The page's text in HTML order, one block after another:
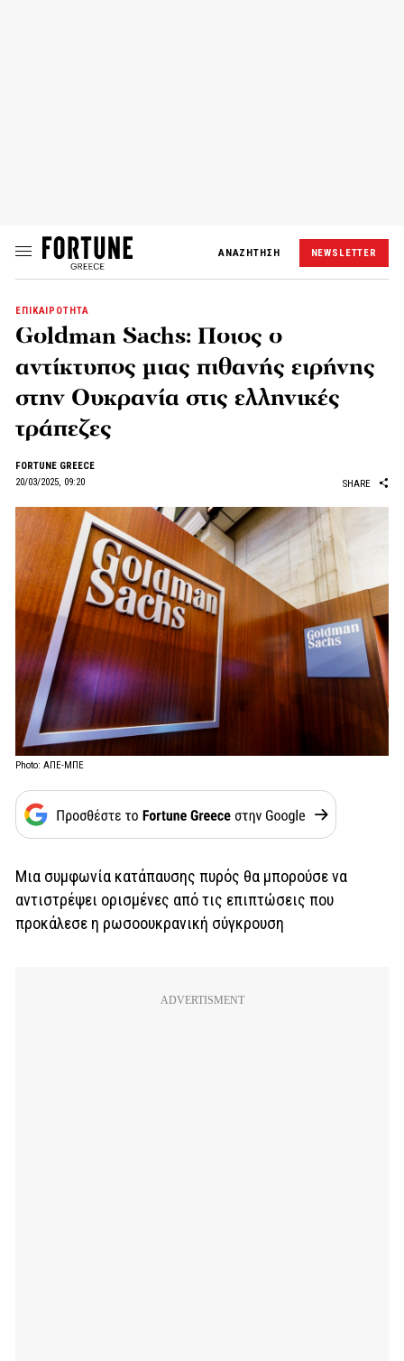
ΑΝΑΖΗΤΗΣΗ NEWSLETTER
ΕΠΙΚΑΙΡΟΤΗΤΑ
Goldman Sachs: Ποιος ο
αντίκτυπος μιας πιθανής ειρήνης
στην Ουκρανία στις ελληνικές
τράπεζες
FORTUNE GREECE
20/03/2025, 09:20
SHARE
Photo: ΑΠΕ-ΜΠΕ
Μια συμφωνία κατάπαυσης πυρός θα μπορούσε να
αντιστρέψει ορισμένες από τις επιπτώσεις που
προκάλεσε η ρωσοουκρανική σύγκρουση